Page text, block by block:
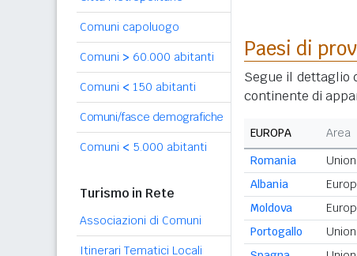
Comuni capoluogo
Comuni > 60.000 abitanti
Comuni < 150 abitanti
Comuni/fasce demografiche
Comuni < 5.000 abitanti
Turismo in Rete
Associazioni di Comuni
Itinerari Tematici Locali
Paesi di
Segue il dettaglio
continente di
EUROPA Area
Romania
Albania
Moldova
Portogallo